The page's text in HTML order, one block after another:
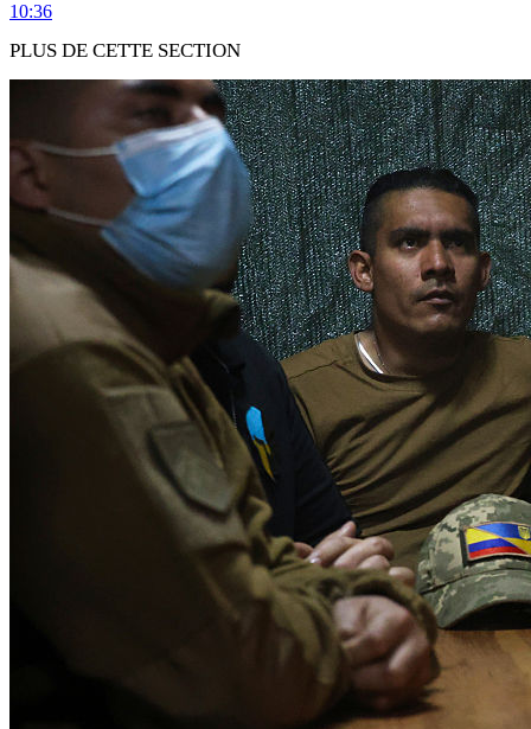
10:36
PLUS DE CETTE SECTION